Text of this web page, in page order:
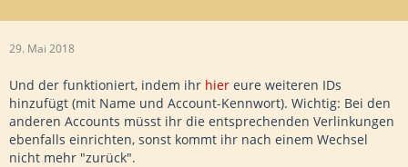
29. Mai 2018
Und der funktioniert, indem ihr hier eure weiteren IDs
hinzufügt (mit Name und Account-Kennwort). Wichtig: Bei den
anderen Accounts müsst ihr die entsprechenden Verlinkungen
ebenfalls einrichten, sonst kommt ihr nach einem Wechsel
nicht mehr "zurück".